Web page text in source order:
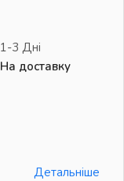
1-3 Дні
На доставку
Детальніше